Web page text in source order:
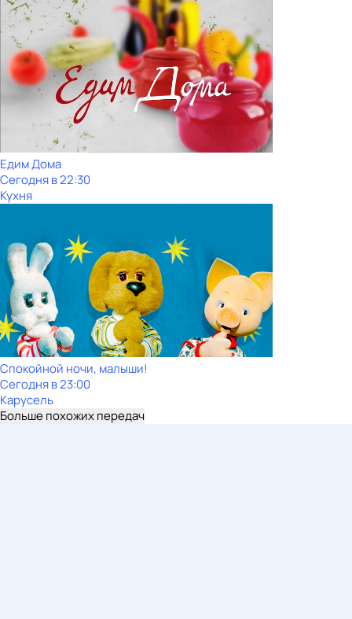
Едим Дома
Сегодня в 22:30
Кухня
Спокойной ночи, малыши!
Сегодня в 23:00
Карусель
Больше похожих передач